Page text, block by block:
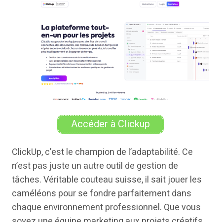
Accéder à Clickup
ClickUp, c’est le champion de l’adaptabilité. Ce
n’est pas juste un autre outil de gestion de
tâches. Véritable couteau suisse, il sait jouer les
caméléons pour se fondre parfaitement dans
chaque environnement professionnel. Que vous